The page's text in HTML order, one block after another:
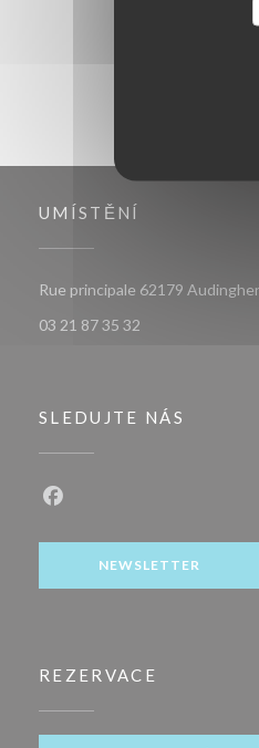
UMÍSTĚNÍ
Rue principale 62179
03 21 87 35 32
SLEDUJTE NÁS
NEWSLETTER
REZERVACE